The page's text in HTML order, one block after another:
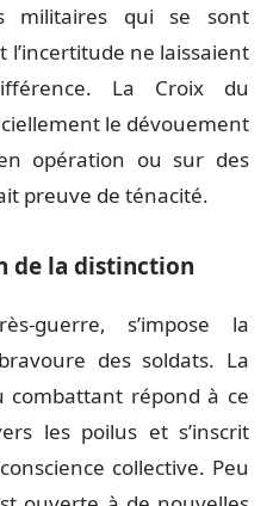
militaires qui se sont
l’incertitude ne laissaient
La Croix du
le dévouement
opération ou sur des
preuve de ténacité.
de la distinction
guerre, s’impose la
des soldats. La
combattant répond à ce
les poilus et s’inscrit
collective. Peu